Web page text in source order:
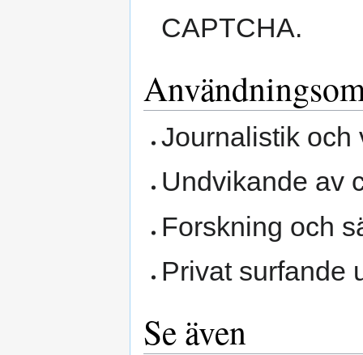
CAPTCHA.
Journalistik och
Undvikande av
Forskning och
Privat surfande
Se även